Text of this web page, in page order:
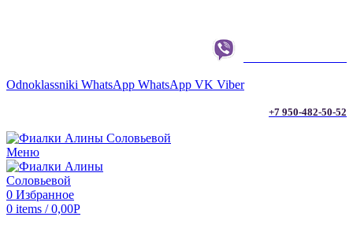
Odnoklassniki WhatsApp WhatsApp VK Viber
+7 950-482-50-52
Меню
0 Избранное
0 items / 0,00Р